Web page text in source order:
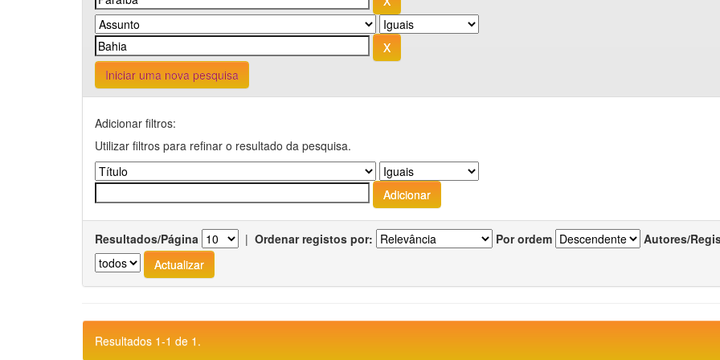
Iniciar uma nova pesquisa
Adicionar filtros:
Utilizar filtros para refinar o resultado da pesquisa.
Resultados/Página | Ordenar registos por: Por ordem Autores/
Resultados 1-1 de 1.